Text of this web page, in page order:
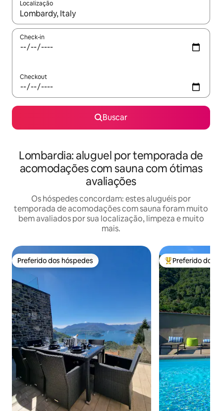
Localização
Quando os resultados estiverem disponíveis, explore-os
Check-in
Checkout
Buscar
Lombardia: aluguel por temporada de
acomodações com sauna com ótimas
avaliações
Os hóspedes concordam: estes aluguéis por
temporada de acomodações com sauna foram muito
bem avaliados por sua localização, limpeza e muito
mais.
Preferido dos hóspedes
Preferido dos hóspedes Entre os
Preferido dos